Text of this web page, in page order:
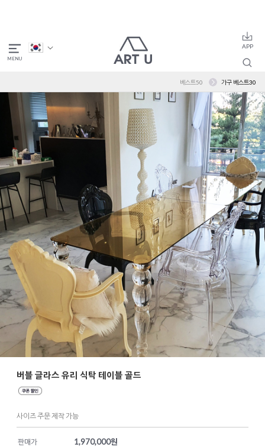
베스트50 가구 베스트30
버블 글라스 유리 식탁 테이블 골드
사이즈 주문 제작 가능
판매가 1,970,000원